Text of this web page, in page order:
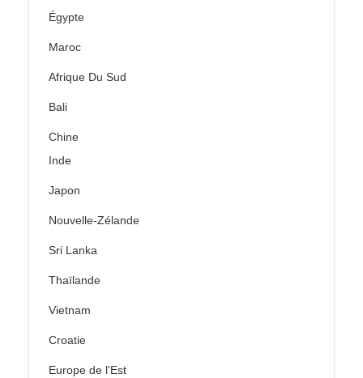
Égypte
Maroc
Afrique Du Sud
Bali
Chine
Inde
Japon
Nouvelle-Zélande
Sri Lanka
Thaïlande
Vietnam
Croatie
Europe de l'Est